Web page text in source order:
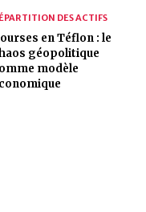
DES ACTIFS
en Téflon : le
géopolitique
modèle